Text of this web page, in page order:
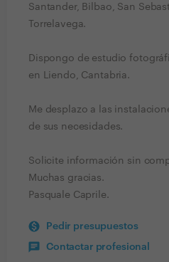
Santander, Bilbao, San
Torrelavega.
Dispongo de estudio
en Liendo, Cantabria.
Me desplazo a las
de sus necesidades.
Solicite información sin
Muchas gracias.
Pasquale Caprile.
Pedir presupuestos
Contactar profesional